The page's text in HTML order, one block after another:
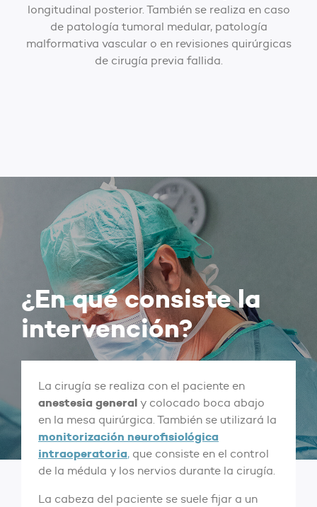
longitudinal posterior. También se realiza en caso
de patología tumoral medular, patología
malformativa vascular o en revisiones quirúrgicas
de cirugía previa fallida.
¿En qué consiste la
intervención?
La cirugía se realiza con el paciente en
anestesia general y colocado boca abajo
en la mesa quirúrgica. También se utilizará la
monitorización neurofisiológica
intraoperatoria, que consiste en el control
de la médula y los nervios durante la cirugía.
La cabeza del paciente se suele fijar a un